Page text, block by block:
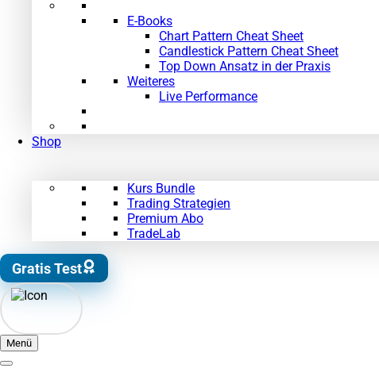
E-Books
Chart Pattern Cheat Sheet
Candlestick Pattern Cheat Sheet
Top Down Ansatz in der Praxis
Weiteres
Live Performance
Shop
Kurs Bundle
Trading Strategien
Premium Abo
TradeLab
Gratis Test
Menü